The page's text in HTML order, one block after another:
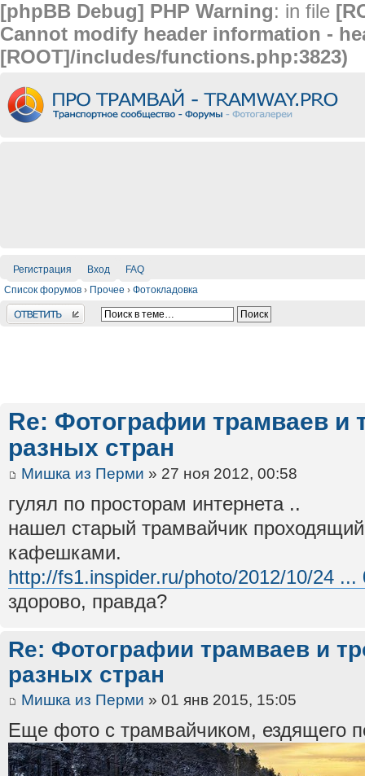
[phpBB Debug] PHP Warning: in file
Cannot modify header information -
[ROOT]/includes/functions.php:3823)
Регистрация Вход
FAQ
Список форумов › Прочее › Фотокладовка
Ответить
Re: Фотографии трамваев и
разных стран
Мишка из Перми » 27 ноя 2012, 00:58
гулял по просторам интернета ..
нашел старый трамвайчик
кафешками.
http://fs1.inspider.ru/photo/2012/10/24 ...
здорово, правда?
Re: Фотографии трамваев и
разных стран
Мишка из Перми » 01 янв 2015, 15:05
Еще фото с трамвайчиком, ездящего